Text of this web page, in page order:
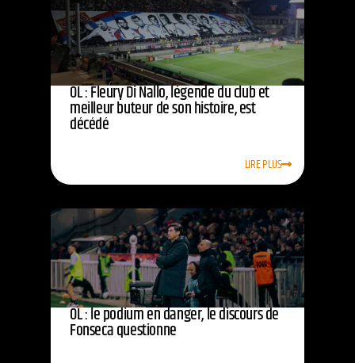
OL : Fleury Di Nallo, légende du club et
meilleur buteur de son histoire, est
décédé
LIRE PLUS
OL : le podium en danger, le discours de
Fonseca questionne